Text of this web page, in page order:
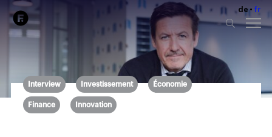
de fr
Interview Investissement Économie
Finance Innovation